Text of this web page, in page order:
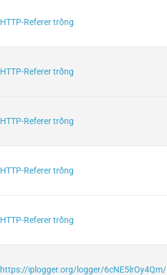
HTTP-Referer trống
HTTP-Referer trống
HTTP-Referer trống
HTTP-Referer trống
HTTP-Referer trống
https://iplogger.org/logger/6cNE5lrOy4Qm/